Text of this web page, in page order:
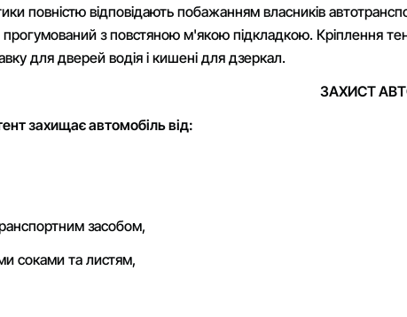
повністю відповідають побажанням власників
з повстяною м'якою підкладкою. Кріплення
для дверей водія і кишені для дзеркал.
ЗАХИСТ
захищає автомобіль від:
засобом,
соками та листям,